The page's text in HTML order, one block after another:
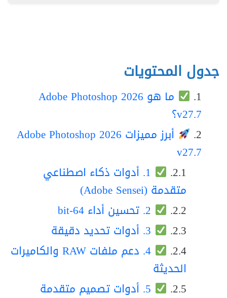
جدول المحتويات
ما هو Adobe Photoshop 2026
v27.7؟
أبرز مميزات Adobe Photoshop 2026
v27.7
1. أدوات ذكاء اصطناعي
متقدمة (Adobe Sensei)
4. دعم ملفات RAW والكاميرات
الحديثة